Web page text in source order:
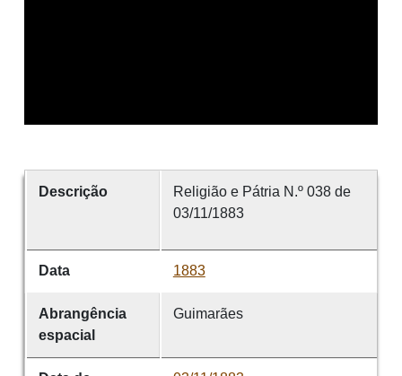
Descrição
Religião e Pátria N.º 038 de
03/11/1883
Data 1883
Abrangência
espacial
Guimarães